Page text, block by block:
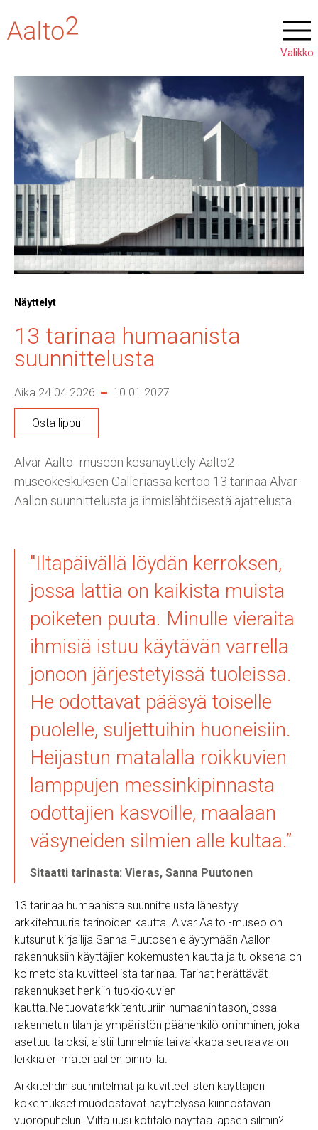
Näyttelyt
13 tarinaa humaanista
suunnittelusta
Aika 24.04.2026 10.01.2027
Osta lippu
Alvar Aalto -museon kesänäyttely Aalto2-
museokeskuksen Galleriassa kertoo 13 tarinaa Alvar
Aallon suunnittelusta ja ihmislähtöisestä ajattelusta.
"Iltapäivällä löydän kerroksen,
jossa lattia on kaikista muista
poiketen puuta. Minulle vieraita
ihmisiä istuu käytävän varrella
jonoon järjestetyissä tuoleissa.
He odottavat pääsyä toiselle
puolelle, suljettuihin huoneisiin.
Heijastun matalalla roikkuvien
lamppujen messinkipinnasta
odottajien kasvoille, maalaan
väsyneiden silmien alle kultaa.”
Sitaatti tarinasta: Vieras, Sanna Puutonen
13 tarinaa humaanista suunnittelusta lähestyy
arkkitehtuuria tarinoiden kautta. Alvar Aalto -museo on
kutsunut kirjailija Sanna Puutosen eläytymään Aallon
rakennuksiin käyttäjien kokemusten kautta ja tuloksena on
kolmetoista kuvitteellista tarinaa. Tarinat herättävät
rakennukset henkiin tuokiokuvien
kautta. Ne tuovat arkkitehtuuriin humaanin tason, jossa
rakennetun tilan ja ympäristön päähenkilö on ihminen, joka
asettuu taloksi, aistii tunnelmia tai vaikkapa seuraa valon
leikkiä eri materiaalien pinnoilla.
Arkkitehdin suunnitelmat ja kuvitteellisten käyttäjien
kokemukset muodostavat näyttelyssä kiinnostavan
vuoropuhelun. Miltä uusi kotitalo näyttää lapsen silmin?